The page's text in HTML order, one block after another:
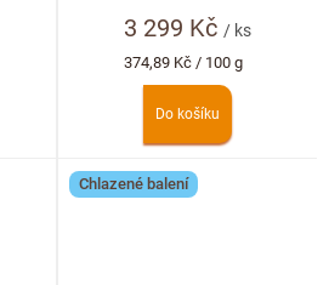
3 299 Kč / ks
Měrná
cena:
374,89 Kč / 100 g
Do košíku
Chlazené balení